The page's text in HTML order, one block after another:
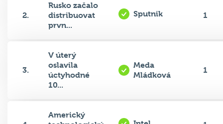
2.
Rusko začalo
distribuovat
prvn...
Sputnik 1
3.
V úterý
oslavila
úctyhodné
10...
Meda
Mládková
1
Americký